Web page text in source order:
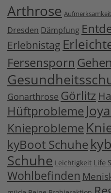
Arthrose Aufmerksamkeit
Dresden Dämpfung
Erlebnistag
Fersensporn Gehen
Gonarthrose Görlitz
Hüftprobleme
Knieprobleme
kyBoot Schuhe
Schuhe Leichtigkeit Life
Wohlbefinden